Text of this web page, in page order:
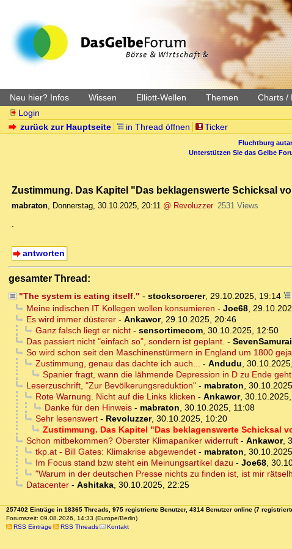
Neu hier? Infos Wissen Elliott-Wellen Themen Charts /
Login
zurück zur Hauptseite
in Thread öffnen Ticker
Fluchtburg
Unterstützen Sie das Gelbe
Zustimmung. Das Kapitel "Das beklagenswerte Schicksal
mabraton, Donnerstag, 30.10.2025, 20:11 @ Revoluzzer 2531 Views
.
antworten
gesamter Thread:
"The system is eating itself." - stocksorcerer, 29.10.2025, 19:14
Meine indischen IT Kollegen wollen konsumieren - Joe68,
Es wird immer düsterer- Ankawor, 29.10.2025, 20:46
Ganz falsch liegt er nicht- sensortimecom, 30.10.2025, 12:50
Das passiert nicht "einfach so", sondern ist geplant. - SevenSamurai
So wird schon seit den Maschinenstürmern in England um 1800
Zustimmung, genau das dachte ich auch... - Andudu,
Spanier fragt, wann die lähmende Depression in D zu Ende geht
Leserzuschrift, "Zur Bevölkerungsreduktion"- mabraton,
Rote Warnung. Nicht auf die Links klicken - Ankawor,
Danke für den Hinweis- mabraton, 30.10.2025, 11:08
Sehr lesenswert- Revoluzzer, 30.10.2025, 10:20
Zustimmung. Das Kapitel "Das beklagenswerte Schicksal
Schon mitbekommen? Oberster Klimapaniker widerruft- Ankawor,
tkp.at - Bill Gates: Klimakrise abgewendet- mabraton,
Im Focus stand bzw steht ein Meinungsartikel dazu - Joe68,
"Warum in der deutschen Presse nichts zu finden ist, ist mir
Datacenter- Ashitaka, 30.10.2025, 22:25
257402 Einträge in 18365 Threads, 975 registrierte Benutzer, 4314 Benutzer online (7
Forumszeit: 09.08.2026, 14:33 (Europe/Berlin)
RSS Einträge
RSS Threads Kontakt